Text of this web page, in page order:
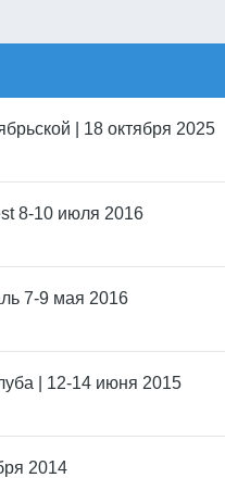
| 18 октября 2025
8-10 июля 2016
7-9 мая 2016
| 12-14 июня 2015
2014